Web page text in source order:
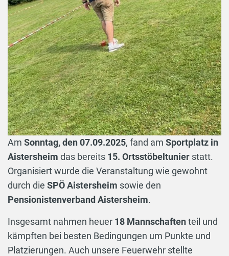
Am Sonntag, den 07.09.2025, fand am Sportplatz in
Aistersheim das bereits 15. Ortsstöbeltunier statt.
Organisiert wurde die Veranstaltung wie gewohnt
durch die SPÖ Aistersheim sowie den
Pensionistenverband Aistersheim.
Insgesamt nahmen heuer 18 Mannschaftenteil und
kämpften bei besten Bedingungen um Punkte und
Platzierungen. Auch unsere Feuerwehr stellte